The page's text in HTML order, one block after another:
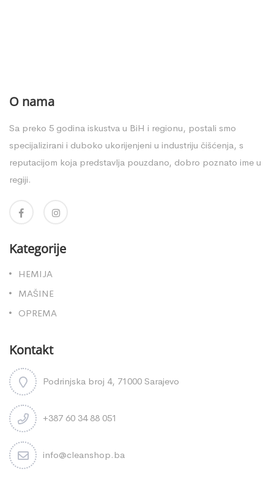
O nama
Sa preko 5 godina iskustva u BiH i regionu, postali smo
specijalizirani i duboko ukorijenjeni u industriju čišćenja, s
reputacijom koja predstavlja pouzdano, dobro poznato ime u
regiji.
Kategorije
HEMIJA
MAŠINE
OPREMA
Kontakt
Podrinjska broj 4, 71000 Sarajevo
+387 60 34 88 051
info@cleanshop.ba